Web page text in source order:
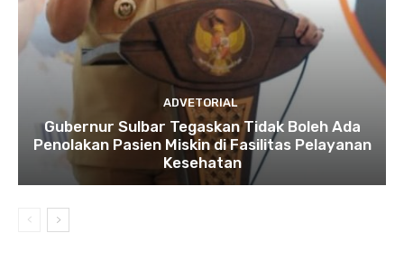
ADVETORIAL
Gubernur Sulbar Tegaskan Tidak Boleh Ada
Penolakan Pasien Miskin di Fasilitas Pelayanan
Kesehatan